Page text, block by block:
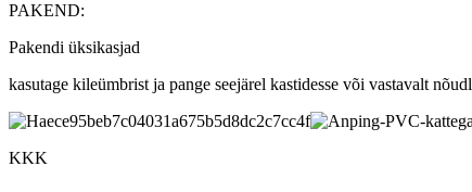
PAKEND:
Pakendi üksikasjad
kasutage kileümbrist ja pange seejärel kastidesse või vastavalt
KKK